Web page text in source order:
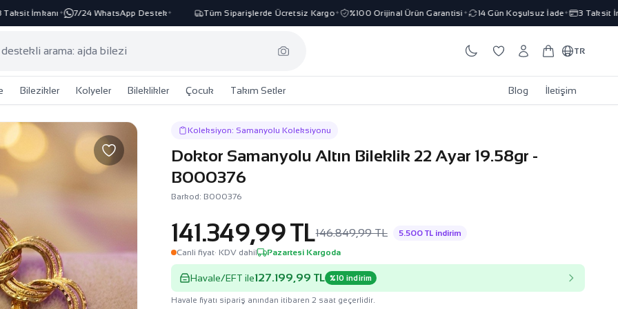
İmkanı✦ 7/24 WhatsApp Destek ✦ Tüm Siparişlerde Ücretsiz Kargo✦ %100 Orijinal Ürün Garantisi✦ 14 Gün Koşulsuz İade✦ 3 Taksit
TR
Bilezikler Kolyeler Bileklikler Çocuk Takım Setler Blog İletişim
Koleksiyon: Samanyolu Koleksiyonu
Doktor Samanyolu Altın Bileklik 22 Ayar 19.58gr -
B000376
Barkod: B000376
141.349,99 TL146.849,99 TL 5.500 TL indirim
Canli fiyat· KDV dahil Pazartesi Kargoda
Havale/EFT ile127.199,99 TL %10 indirim
Havale fiyatı sipariş anından itibaren 2 saat geçerlidir.